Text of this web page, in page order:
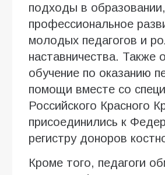
подходы в образовании,
профессиональное
молодых педагогов и
наставничества. Также
обучение по оказанию
помощи вместе со
Российского Красного
присоединились к
регистру доноров
Кроме того, педагоги